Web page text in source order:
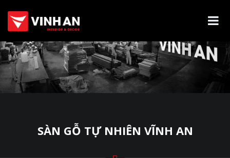
SÀN GỖ TỰ NHIÊN VĨNH AN